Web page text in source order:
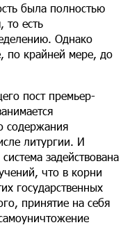
была полностью
то есть
Однако
по крайней мере, до
пост премьер-
содержания
литургии. И
задействована
что в корни
государственных
принятие на себя